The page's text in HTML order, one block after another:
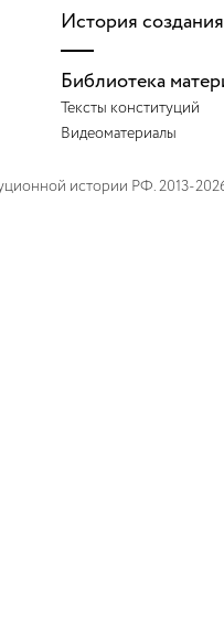
История создания
Библиотека
Тексты конституций
Видеоматериалы
истории РФ. 2013-